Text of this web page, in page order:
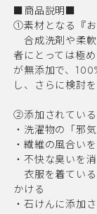
■商品説明■
①素材となる『
合成洗剤や柔
者にとっては極
が無添加で、
し、さらに検討
②添加されてい
・洗濯物の「邪
・繊維の風合い
・不快な臭いを
衣服を着てい
かける
・石けんに添加